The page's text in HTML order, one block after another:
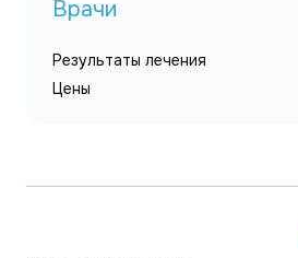
Врачи
Результаты лечения
Цены